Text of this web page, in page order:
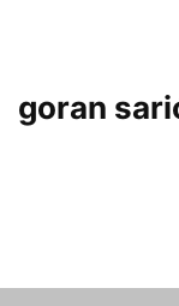
goran